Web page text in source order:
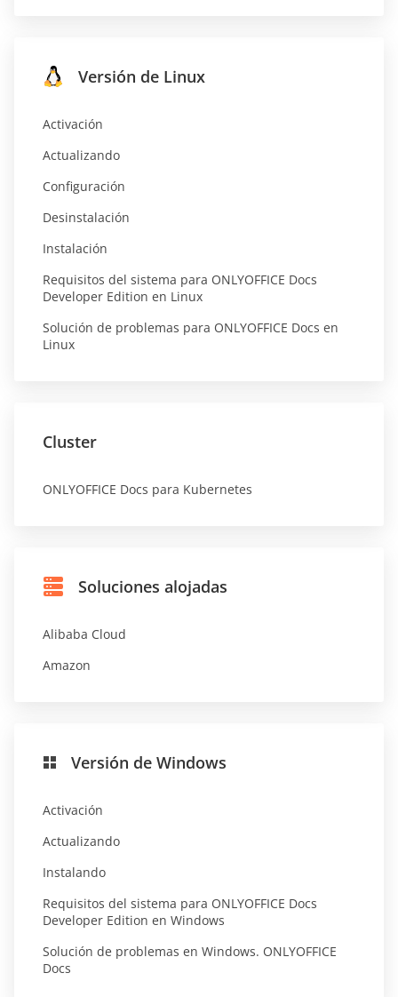
Versión de Linux
Activación
Actualizando
Configuración
Desinstalación
Instalación
Requisitos del sistema para ONLYOFFICE Docs
Developer Edition en Linux
Solución de problemas para ONLYOFFICE Docs en
Linux
Cluster
ONLYOFFICE Docs para Kubernetes
Soluciones alojadas
Alibaba Cloud
Amazon
Versión de Windows
Activación
Actualizando
Instalando
Requisitos del sistema para ONLYOFFICE Docs
Developer Edition en Windows
Solución de problemas en Windows. ONLYOFFICE
Docs